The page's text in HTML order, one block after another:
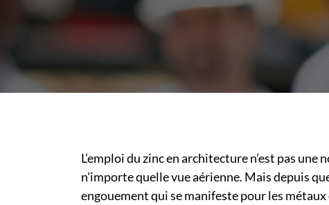
L’emploi du zinc en architecture n’est pas
n’importe quelle vue aérienne. Mais depuis
engouement qui se manifeste pour les